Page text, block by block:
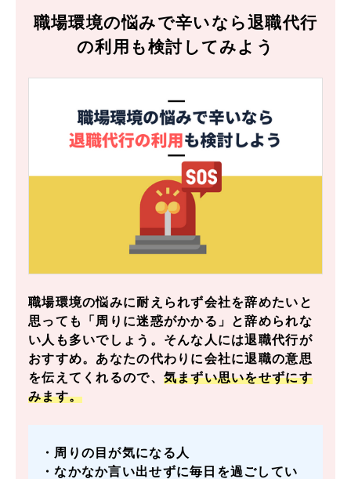
職場環境の悩みで辛いなら退職代行
の利用も検討してみよう
職場環境の悩みに耐えられず会社を辞めたいと
思っても「周りに迷惑がかかる」と辞められな
い人も多いでしょう。そんな人には退職代行が
おすすめ。あなたの代わりに会社に退職の意思
を伝えてくれるので、 気まずい思いをせずにす
みます。
・周りの目が気になる人
・なかなか言い出せずに毎日を過ごしてい